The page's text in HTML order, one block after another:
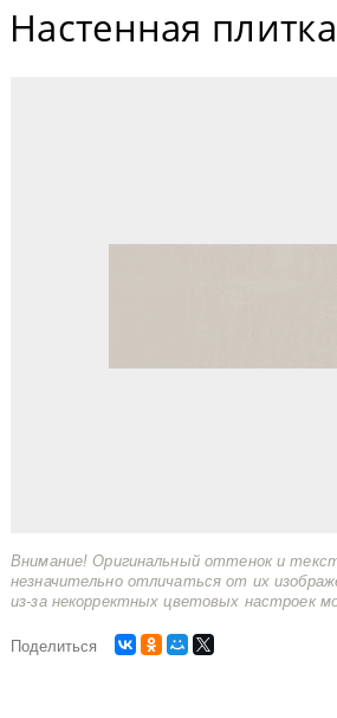
Настенная
Внимание! Оригинальный оттенок и
незначительно отличаться от их
из-за некорректных цветовых настроек
Поделиться